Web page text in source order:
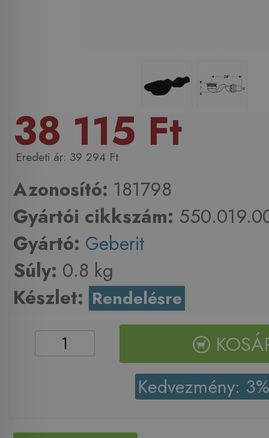
38 115 Ft
39 294 Ft
Azonosító: 181798
Gyártói cikkszám:
Gyártó: Geberit
Súly: 0.8 kg
Készlet: Rendelésre
Kedvezmény: